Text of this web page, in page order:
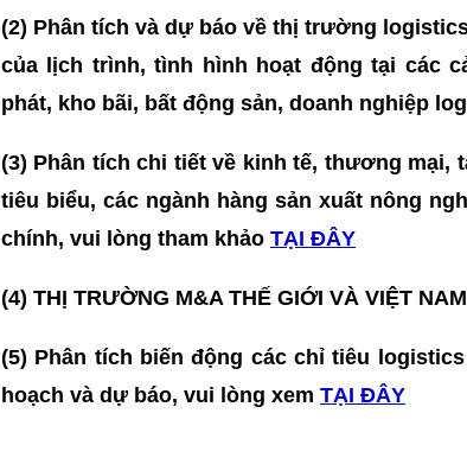
(2) Phân tích và dự báo về thị trường
của lịch trình, tình hình hoạt động tại các
phát, kho bãi, bất động sản, doanh nghiệp
(3) Phân tích chi tiết về kinh tế, thương
tiêu biểu, các ngành hàng sản xuất nông
chính, vui lòng tham khảo TẠI ĐÂY
(4) THỊ TRƯỜNG M&A THẾ GIỚI VÀ VIỆT
(5) Phân tích biến động các chỉ tiêu
hoạch và dự báo, vui lòng xem TẠI ĐÂY